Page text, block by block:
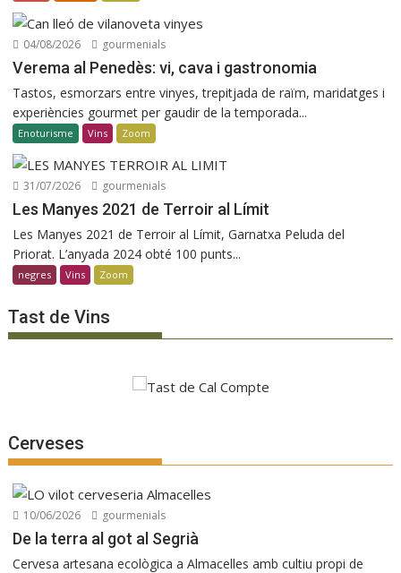
04/08/2026 gourmenials
Verema al Penedès: vi, cava i gastronomia
Tastos, esmorzars entre vinyes, trepitjada de raïm, maridatges i
experiències gourmet per gaudir de la temporada...
Enoturisme Vins Zoom
31/07/2026 gourmenials
Les Manyes 2021 de Terroir al Límit
Les Manyes 2021 de Terroir al Límit, Garnatxa Peluda del
Priorat. L’anyada 2024 obté 100 punts...
negres Vins Zoom
Tast de Vins
Cerveses
10/06/2026 gourmenials
De la terra al got al Segrià
Cervesa artesana ecològica a Almacelles amb cultiu propi de